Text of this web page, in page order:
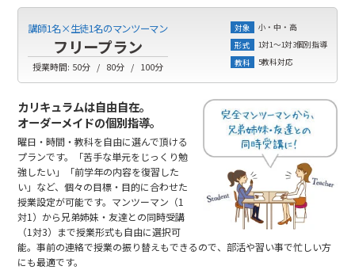
講師1名×生徒1名のマンツーマン
フリープラン
授業時間: 50分 80分 100分
対象
小・中・高
形式
1対1～1対3個別指導
教科
5教科対応
カリキュラムは自由自在。
オーダーメイドの個別指導。
曜日・時間・教科を自由に選んで頂ける
プランです。「苦手な単元をじっくり勉
強したい」「前学年の内容を復習した
い」など、個々の目標・目的に合わせた
授業設定が可能です。マンツーマン（1
対1）から兄弟姉妹・友達との同時受講
（1対3）まで授業形式も自由に選択可
能。事前の連絡で授業の振り替えもできるので、部活や習い事で忙しい方
にも最適です。